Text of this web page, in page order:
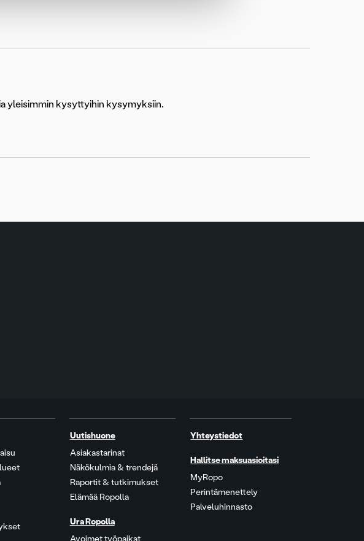
yleisimmin kysyttyihin kysymyksiin.
Uutishuone
Asiakastarinat
Näkökulmia & trendejä
Raportit & tutkimukset
Elämää Ropolla
Ura Ropolla
Avoimet työpaikat
Yhteystiedot
Hallitse maksuasioitasi
MyRopo
Perintämenettely
Palveluhinnasto